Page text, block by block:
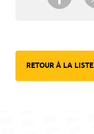
RETOUR À LA LISTE